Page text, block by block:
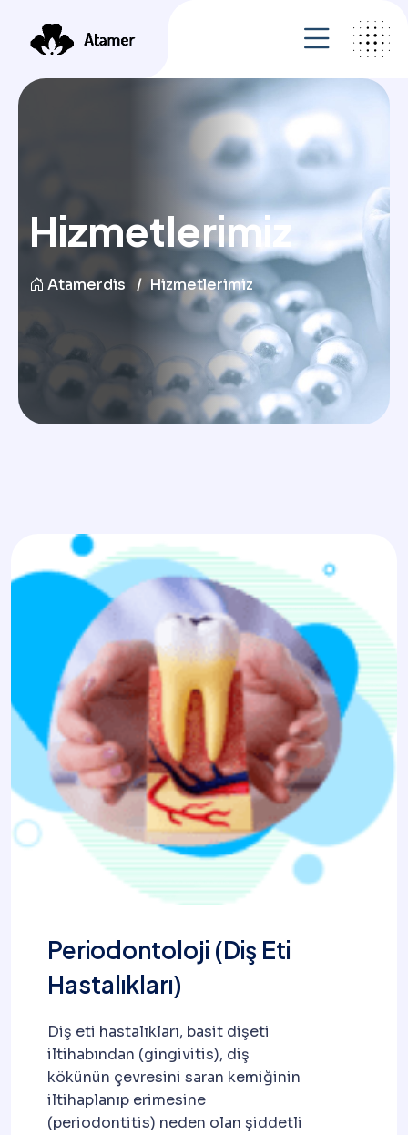
Hizmetlerimiz
Atamerdis Hizmetlerimiz
Periodontoloji (Diş Eti
Hastalıkları)
Diş eti hastalıkları, basit dişeti
iltihabından (gingivitis), diş
kökünün çevresini saran kemiğinin
iltihaplanıp erimesine
(periodontitis) neden olan şiddetli